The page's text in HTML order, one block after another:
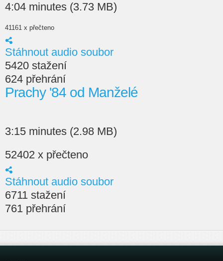
4:04 minutes (3.73 MB)
41161 x přečteno
Stáhnout audio soubor
5420 stažení
624 přehrání
Prachy '84 od Manželé
3:15 minutes (2.98 MB)
52402 x přečteno
Stáhnout audio soubor
6711 stažení
761 přehrání